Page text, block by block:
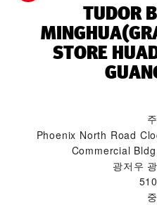
‭TUDOR
STORE
Phoenix North Road
Commercial
광저우